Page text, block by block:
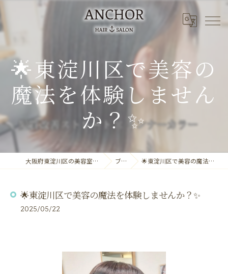
🌟東淀川区で美容の
魔法を体験しません
か？✨
大阪府東淀川区の美容室ならANCHOR laule'a ブログ 🌟東淀川区で美容の魔法を体験しませんか？✨
🌟東淀川区で美容の魔法を体験しませんか？✨
2025/05/22